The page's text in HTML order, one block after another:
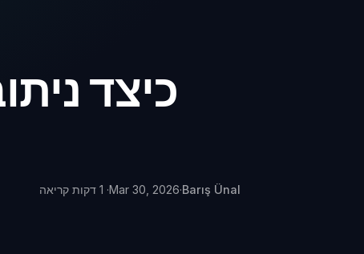
כיצד
Barış Ünal
·
Mar 30, 2026· 1 דקות קריאה